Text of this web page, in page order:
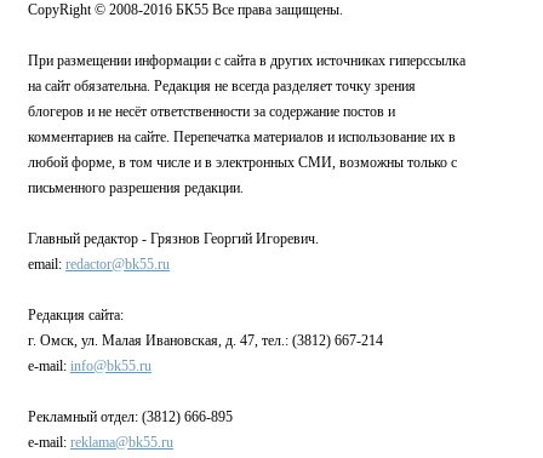
CopyRight © 2008-2016 БК55 Все права защищены.
При размещении информации с сайта в других источниках гиперссылка
на сайт обязательна. Редакция не всегда разделяет точку зрения
блогеров и не несёт ответственности за содержание постов и
комментариев на сайте. Перепечатка материалов и использование их в
любой форме, в том числе и в электронных СМИ, возможны только с
письменного разрешения редакции.
Главный редактор - Грязнов Георгий Игоревич.
email: redactor@bk55.ru
Редакция сайта:
г. Омск, ул. Малая Ивановская, д. 47, тел.: (3812) 667-214
e-mail: info@bk55.ru
Рекламный отдел: (3812) 666-895
e-mail: reklama@bk55.ru